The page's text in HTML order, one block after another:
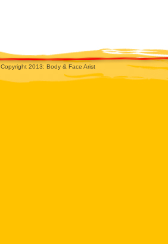
Copyright 2013: Body & Face Arist